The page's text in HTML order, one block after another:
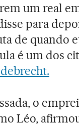
um real
para
de quando
é um dos
o
Léo,